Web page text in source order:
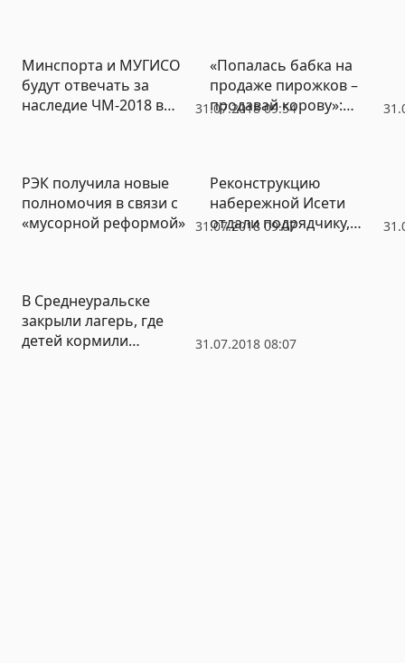
31.07.2018 09:54
Минспорта и МУГИСО
будут отвечать за
наследие ЧМ-2018 в
«Попалась бабка на
продаже пирожков –
продавай корову»:
31.07.2018 09:07
РЭК получила новые
полномочия в связи с
«мусорной реформой»
Реконструкцию
набережной Исети
отдали подрядчику,
31.07.2018 08:07
В Среднеуральске
закрыли лагерь, где
детей кормили